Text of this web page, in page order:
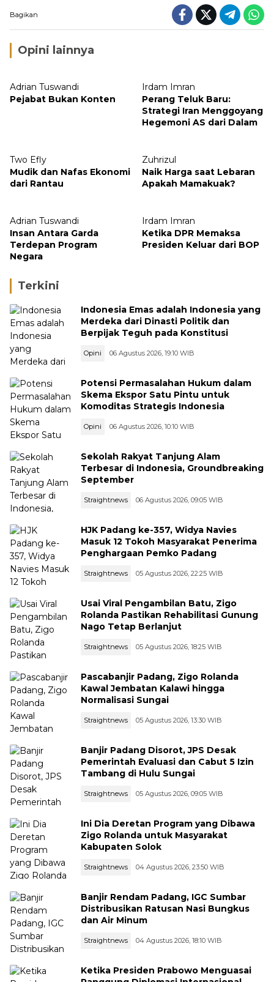
Bagikan
Opini lainnya
Adrian Tuswandi
Pejabat Bukan Konten
Irdam Imran
Perang Teluk Baru:
Strategi Iran Menggoyang
Hegemoni AS dari Dalam
Two Efly
Mudik dan Nafas Ekonomi
dari Rantau
Zuhrizul
Naik Harga saat Lebaran
Apakah Mamakuak?
Adrian Tuswandi
Insan Antara Garda
Terdepan Program
Negara
Irdam Imran
Ketika DPR Memaksa
Presiden Keluar dari BOP
Terkini
Indonesia Emas adalah Indonesia yang
Merdeka dari Dinasti Politik dan
Berpijak Teguh pada Konstitusi
Opini 06 Agustus 2026, 19:10 WIB
Potensi Permasalahan Hukum dalam
Skema Ekspor Satu Pintu untuk
Komoditas Strategis Indonesia
Opini 06 Agustus 2026, 10:10 WIB
Sekolah Rakyat Tanjung Alam
Terbesar di Indonesia, Groundbreaking
September
Straightnews 06 Agustus 2026, 09:05 WIB
HJK Padang ke-357, Widya Navies
Masuk 12 Tokoh Masyarakat Penerima
Penghargaan Pemko Padang
Straightnews 05 Agustus 2026, 22:25 WIB
Usai Viral Pengambilan Batu, Zigo
Rolanda Pastikan Rehabilitasi Gunung
Nago Tetap Berlanjut
Straightnews 05 Agustus 2026, 18:25 WIB
Pascabanjir Padang, Zigo Rolanda
Kawal Jembatan Kalawi hingga
Normalisasi Sungai
Straightnews 05 Agustus 2026, 13:30 WIB
Banjir Padang Disorot, JPS Desak
Pemerintah Evaluasi dan Cabut 5 Izin
Tambang di Hulu Sungai
Straightnews 05 Agustus 2026, 09:05 WIB
Ini Dia Deretan Program yang Dibawa
Zigo Rolanda untuk Masyarakat
Kabupaten Solok
Straightnews 04 Agustus 2026, 23:50 WIB
Banjir Rendam Padang, IGC Sumbar
Distribusikan Ratusan Nasi Bungkus
dan Air Minum
Straightnews 04 Agustus 2026, 18:10 WIB
Ketika Presiden Prabowo Menguasai